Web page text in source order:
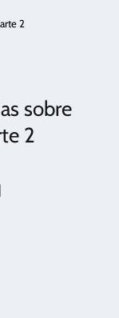
2
sobre
2